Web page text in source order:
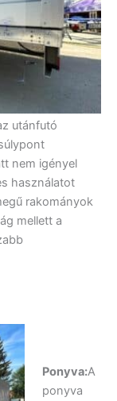
utánfutó
nem igényel
használatot
rakományok
mellett a
Ponyva:A
ponyva